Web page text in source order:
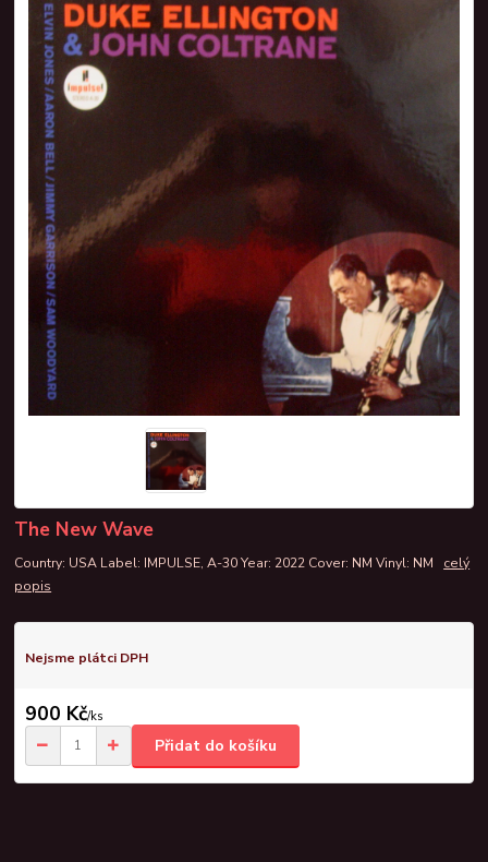
The New Wave
Country: USA Label: IMPULSE, A-30 Year: 2022 Cover: NM Vinyl: NM celý
popis
Nejsme plátci DPH
900 Kč/ks
Přidat do košíku